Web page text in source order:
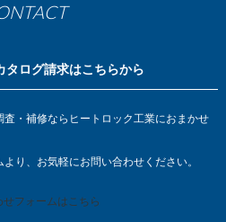
タログ請求はこちらから
・補修ならヒートロック工業におまかせ
り、お気軽にお問い合わせください。